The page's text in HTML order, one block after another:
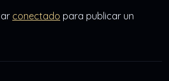
conectado para publicar un